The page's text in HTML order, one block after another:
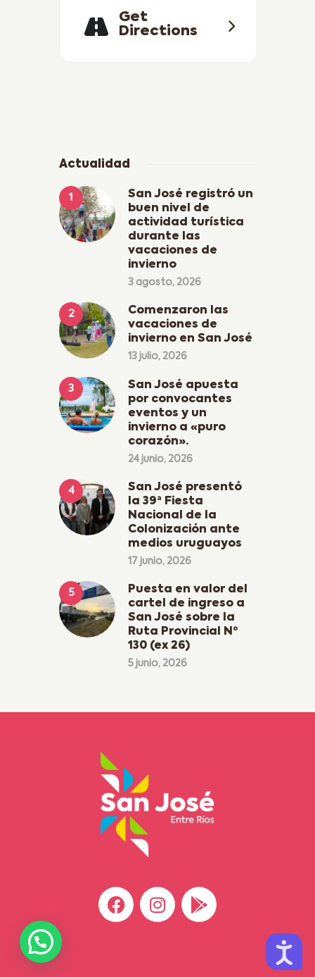
Get
Directions
Actualidad
San José registró un
buen nivel de
actividad turística
durante las
vacaciones de
invierno
3 agosto, 2026
Comenzaron las
vacaciones de
invierno en San José
13 julio, 2026
San José apuesta
por convocantes
eventos y un
invierno a «puro
corazón».
24 junio, 2026
San José presentó
la 39ª Fiesta
Nacional de la
Colonización ante
medios uruguayos
17 junio, 2026
Puesta en valor del
cartel de ingreso a
San José sobre la
Ruta Provincial Nº
130 (ex 26)
5 junio, 2026